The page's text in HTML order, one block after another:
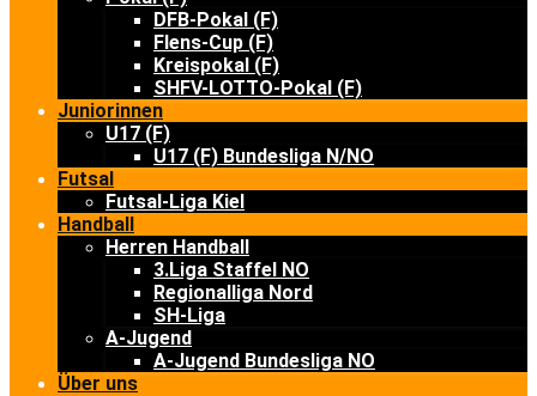
DFB-Pokal (F)
Flens-Cup (F)
Kreispokal (F)
SHFV-LOTTO-Pokal (F)
Juniorinnen
U17 (F)
U17 (F) Bundesliga N/NO
Futsal
Futsal-Liga Kiel
Handball
Herren Handball
3.Liga Staffel NO
Regionalliga Nord
SH-Liga
A-Jugend
A-Jugend Bundesliga NO
Über uns